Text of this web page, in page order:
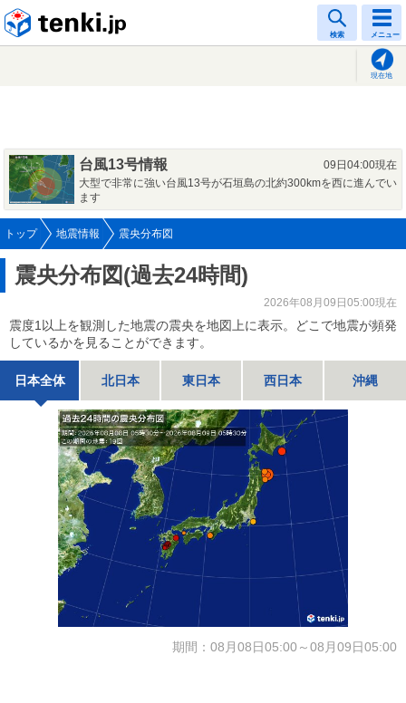
検索 メニュー
現在地
台風13号情報
09日04:00現在
大型で非常に強い台風13号が石垣島の北約300kmを西に進んでい
ます
トップ 地震情報 震央分布図
震央分布図(過去24時間)
2026年08月09日05:00現在
震度1以上を観測した地震の震央を地図上に表示。どこで地震が頻発
しているかを見ることができます。
日本全体 北日本 東日本 西日本 沖縄
期間：08月08日05:00～08月09日05:00